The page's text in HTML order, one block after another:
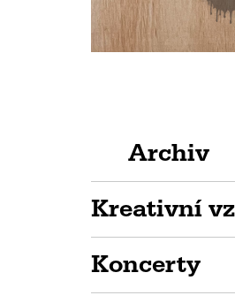
Archiv
Kreativní
Koncerty